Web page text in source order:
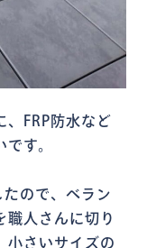
、FRP防水など
す。
ので、ベラン
職人さんに切り
小さいサイズの